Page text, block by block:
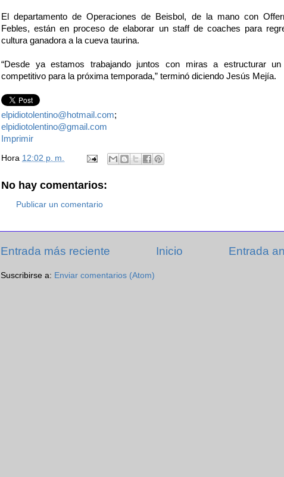
El departamento de Operaciones de Beisbol, de la mano con
Febles, están en proceso de elaborar un staff de coaches para
cultura ganadora a la cueva taurina.
“Desde ya estamos trabajando juntos con miras a estructurar un
competitivo para la próxima temporada,” terminó diciendo Jesús Mejía.
elpidiotolentino@hotmail.com;
elpidiotolentino@gmail.com
Imprimir
Hora 12:02 p. m.
No hay comentarios:
Publicar un comentario
Entrada más reciente Entrada
Inicio
Suscribirse a: Enviar comentarios (Atom)